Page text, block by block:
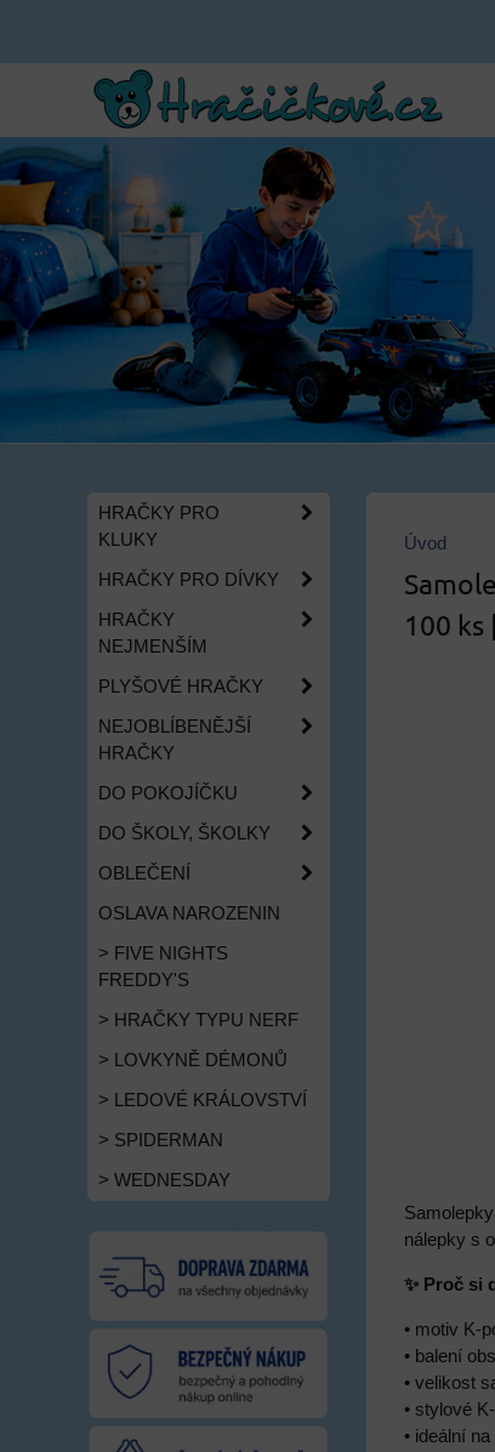
Úvod
100 ks
nálepky s
✨ Proč si
• motiv K-
• balení
• velikost
• stylové
• ideální
HRAČKY PRO
KLUKY
HRAČKY PRO DÍVKY
HRAČKY
NEJMENŠÍM
PLYŠOVÉ HRAČKY
NEJOBLÍBENĚJŠÍ
HRAČKY
DO POKOJÍČKU
DO ŠKOLY, ŠKOLKY
OBLEČENÍ
OSLAVA NAROZENIN
> FIVE NIGHTS
FREDDY'S
> HRAČKY TYPU NERF
> LOVKYNĚ DÉMONŮ
> LEDOVÉ KRÁLOVSTVÍ
> SPIDERMAN
> WEDNESDAY